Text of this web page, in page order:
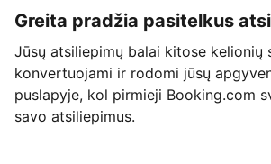
Greita pradžia pasitelkus
Jūsų atsiliepimų balai kitose kelionių
konvertuojami ir rodomi jūsų
puslapyje, kol pirmieji Booking.com
savo atsiliepimus.